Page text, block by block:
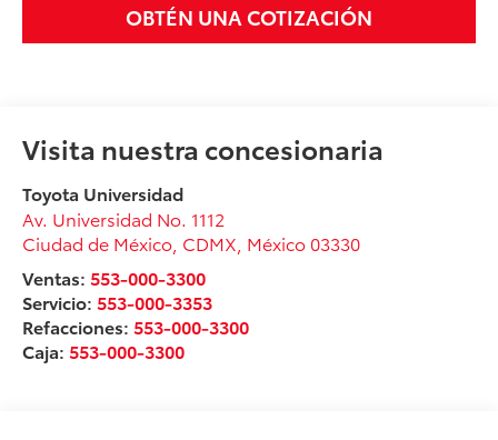
OBTÉN UNA COTIZACIÓN
Visita nuestra concesionaria
Toyota Universidad
Av. Universidad No. 1112
Ciudad de México CDMX , México 03330
Ventas:553-000-3300
Servicio:553-000-3353
Refacciones:553-000-3300
Caja:553-000-3300